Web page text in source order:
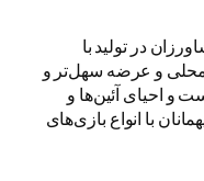
در تولید با
و عرضه سهل‌تر و
و احیای آئین‌ها و
با انواع بازی‌های